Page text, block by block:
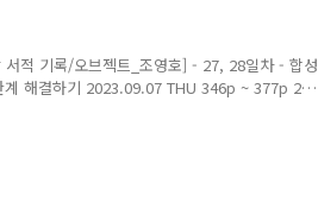
적 기록/오브젝트_조영호] - 27, 28일차 - 합성
해결하기 2023.09.07 THU 346p ~ 377p 26
- 중복 코드를 추상화에 의존하는 부모 클래
ming.tistory.com 클래스 상속보다는 객